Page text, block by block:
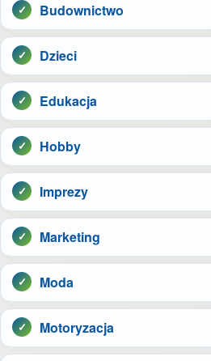
Budownictwo
Dzieci
Edukacja
Hobby
Imprezy
Marketing
Moda
Motoryzacja